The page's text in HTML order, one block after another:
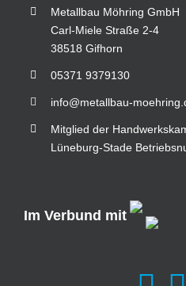
Metallbau Möhring GmbH
Carl-Miele Straße 2-4
38518 Gifhorn
05371 9379130
info@metallbau-
Mitglied der
Lüneburg-Stade
Im Verbund mit